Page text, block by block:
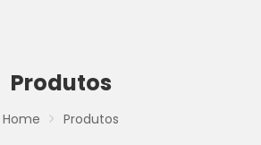
Produtos
Home Produtos